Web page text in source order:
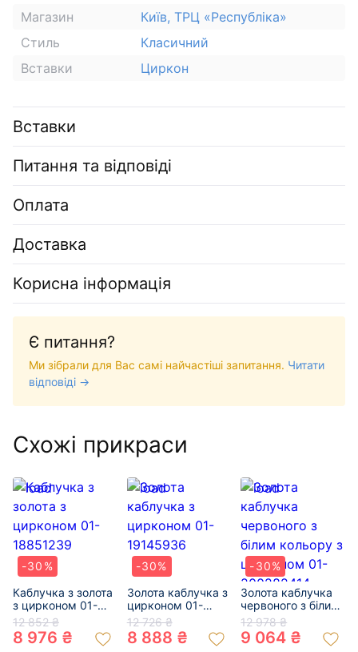
Магазин
Київ, ТРЦ «Республіка»
Стиль
Класичний
Вставки
Циркон
Вставки
Питання та відповіді
Оплата
Доставка
Корисна інформація
Є питання?
Ми зібрали для Вас самі найчастіші запитання. Читати
відповіді →
Схожі прикраси
-30%
Каблучка з золота
з цирконом 01-
18851239
12 852 ₴
8 976 ₴
-30%
Золота каблучка з
цирконом 01-
19145936
12 726 ₴
8 888 ₴
-30%
Золота каблучка
червоного з білим
кольору з
цирконом 01-
200282414
12 978 ₴
9 064 ₴